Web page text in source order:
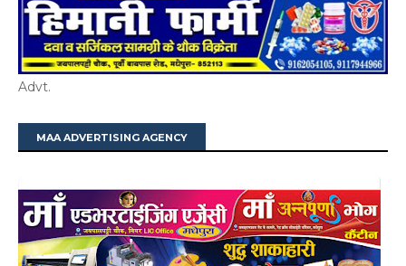
Advt.
MAA ADVERTISING AGENCY